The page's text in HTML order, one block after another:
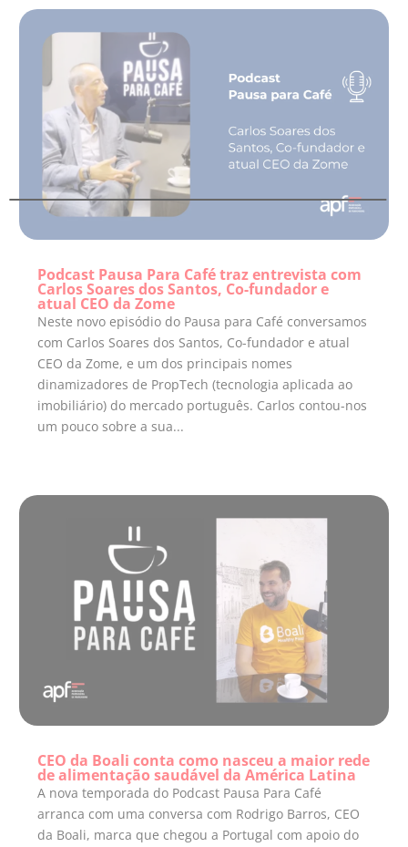
Podcast Pausa Para Café traz entrevista com
Carlos Soares dos Santos, Co-fundador e
atual CEO da Zome
Neste novo episódio do Pausa para Café conversamos
com Carlos Soares dos Santos, Co-fundador e atual
CEO da Zome, e um dos principais nomes
dinamizadores de PropTech (tecnologia aplicada ao
imobiliário) do mercado português. Carlos contou-nos
um pouco sobre a sua...
CEO da Boali conta como nasceu a maior rede
de alimentação saudável da América Latina
A nova temporada do Podcast Pausa Para Café
arranca com uma conversa com Rodrigo Barros, CEO
da Boali, marca que chegou a Portugal com apoio do